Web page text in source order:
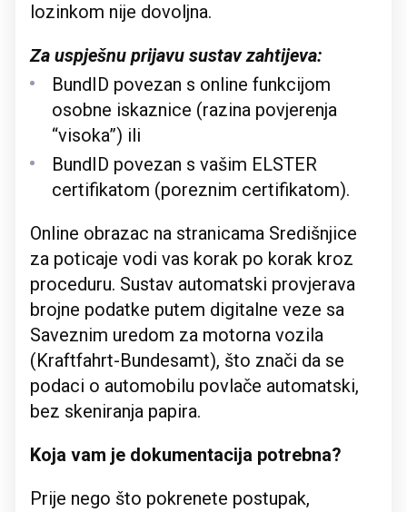
lozinkom nije dovoljna.
Za uspješnu prijavu sustav zahtijeva:
BundID povezan s online funkcijom
osobne iskaznice (razina povjerenja
“visoka”) ili
BundID povezan s vašim ELSTER
certifikatom (poreznim certifikatom).
Online obrazac na stranicama Središnjice
za poticaje vodi vas korak po korak kroz
proceduru. Sustav automatski provjerava
brojne podatke putem digitalne veze sa
Saveznim uredom za motorna vozila
(Kraftfahrt-Bundesamt), što znači da se
podaci o automobilu povlače automatski,
bez skeniranja papira.
Koja vam je dokumentacija potrebna?
Prije nego što pokrenete postupak,